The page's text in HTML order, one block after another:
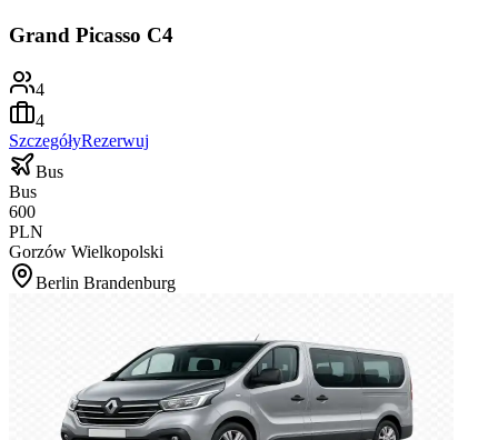
Grand Picasso C4
4
4
SzczegółyRezerwuj
Bus
Bus
600
PLN
Gorzów Wielkopolski
Berlin Brandenburg